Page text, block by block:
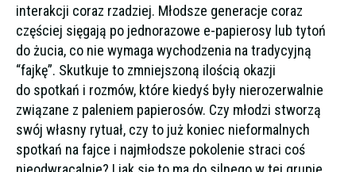
interakcji coraz rzadziej. Młodsze generacje coraz
częściej sięgają po jednorazowe e-papierosy lub tytoń
do żucia, co nie wymaga wychodzenia na tradycyjną
“fajkę”. Skutkuje to zmniejszoną ilością okazji
do spotkań i rozmów, które kiedyś były nierozerwalnie
związane z paleniem papierosów. Czy młodzi stworzą
swój własny rytuał, czy to już koniec nieformalnych
spotkań na fajce i najmłodsze pokolenie straci coś